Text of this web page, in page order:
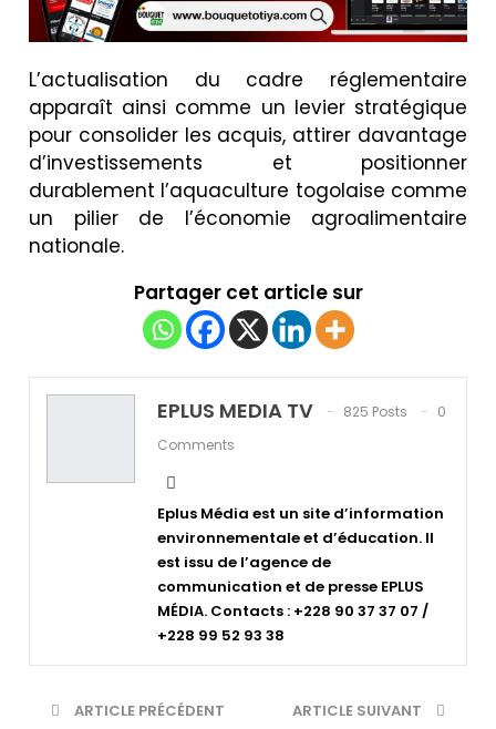
L’actualisation du cadre réglementaire
apparaît ainsi comme un levier stratégique
pour consolider les acquis, attirer davantage
d’investissements et positionner
durablement l’aquaculture togolaise comme
un pilier de l’économie agroalimentaire
nationale.
Partager cet article sur
EPLUS MEDIA TV 825 Posts
0
Comments
Eplus Média est un site d’information
environnementale et d’éducation. Il
est issu de l’agence de
communication et de presse EPLUS
MÉDIA. Contacts : +228 90 37 37 07 /
+228 99 52 93 38
ARTICLE PRÉCÉDENT ARTICLE SUIVANT